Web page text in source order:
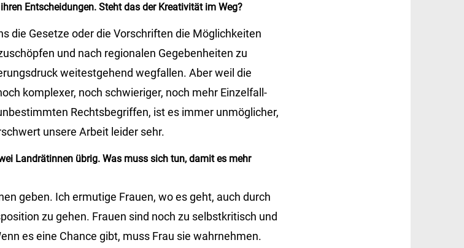
Entscheidungen. Steht das der Kreativität im Weg?
die Gesetze oder die Vorschriften die Möglichkeiten
und nach regionalen Gegebenheiten zu
weitestgehend wegfallen. Aber weil die
komplexer, noch schwieriger, noch mehr Einzelfall-
Rechtsbegriffen, ist es immer unmöglicher,
unsere Arbeit leider sehr.
Landrätinnen übrig. Was muss sich tun, damit es mehr
geben. Ich ermutige Frauen, wo es geht, auch durch
zu gehen. Frauen sind noch zu selbstkritisch und
es eine Chance gibt, muss Frau sie wahrnehmen.